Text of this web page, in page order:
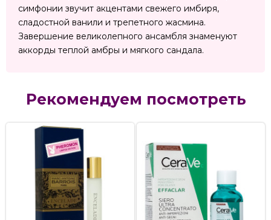
симфонии звучит акцентами свежего имбиря,
сладостной ванили и трепетного жасмина.
Завершение великолепного ансамбля знаменуют
аккорды теплой амбры и мягкого сандала.
Рекомендуем посмотреть